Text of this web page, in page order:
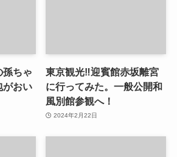
孫ちゃ
がおい
東京観光‼︎迎賓館赤坂離宮
に行ってみた。一般公開和
風別館参観へ！
2024年2月22日